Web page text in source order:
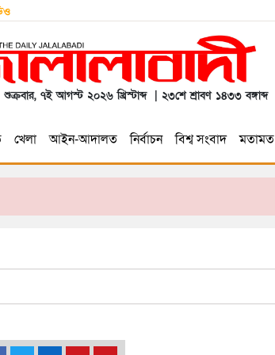
শুক্রবার, ৭ই আগস্ট ২০২৬ খ্রিস্টাব্দ | ২৩শে শ্রাবণ ১৪৩৩ বঙ্গাব্দ
খেলা আইন-আদালত নির্বাচন বিশ্ব সংবাদ মতামত